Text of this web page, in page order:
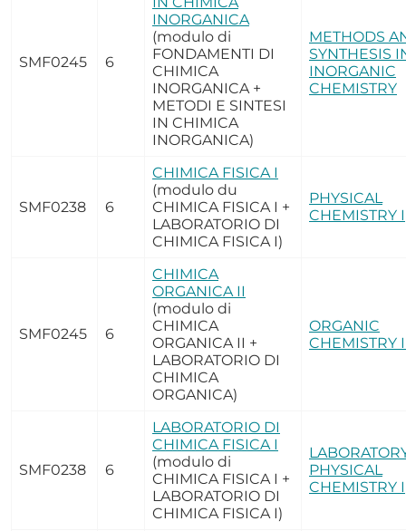
SMF0245 6
INORGANICA
(modulo di
FONDAMENTI DI
CHIMICA
INORGANICA +
METODI E SINTESI
IN CHIMICA
INORGANICA)
METHODS
SYNTHESIS
INORGANIC
CHEMISTRY
SMF0238 6
CHIMICA FISICA I
(modulo du
CHIMICA FISICA I +
LABORATORIO DI
CHIMICA FISICA I)
PHYSICAL
CHEMISTRY I
SMF0245 6
CHIMICA
ORGANICA II
(modulo di
CHIMICA
ORGANICA II +
LABORATORIO DI
CHIMICA
ORGANICA)
ORGANIC
CHEMISTRY
SMF0238 6
LABORATORIO DI
CHIMICA FISICA I
(modulo di
CHIMICA FISICA I +
LABORATORIO DI
CHIMICA FISICA I)
PHYSICAL
CHEMISTRY I